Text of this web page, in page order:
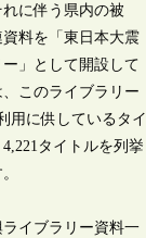
に伴う県内の被
料を「東日本大震
」として開設して
このライブラリー
用に供しているタイ
タイトルを列挙
イブラリー資料一